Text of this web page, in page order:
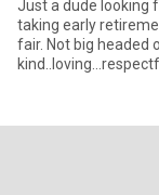
Just a dude looking for a dudet. Been a
taking early
fair. Not big headed or think im better than anyone.....